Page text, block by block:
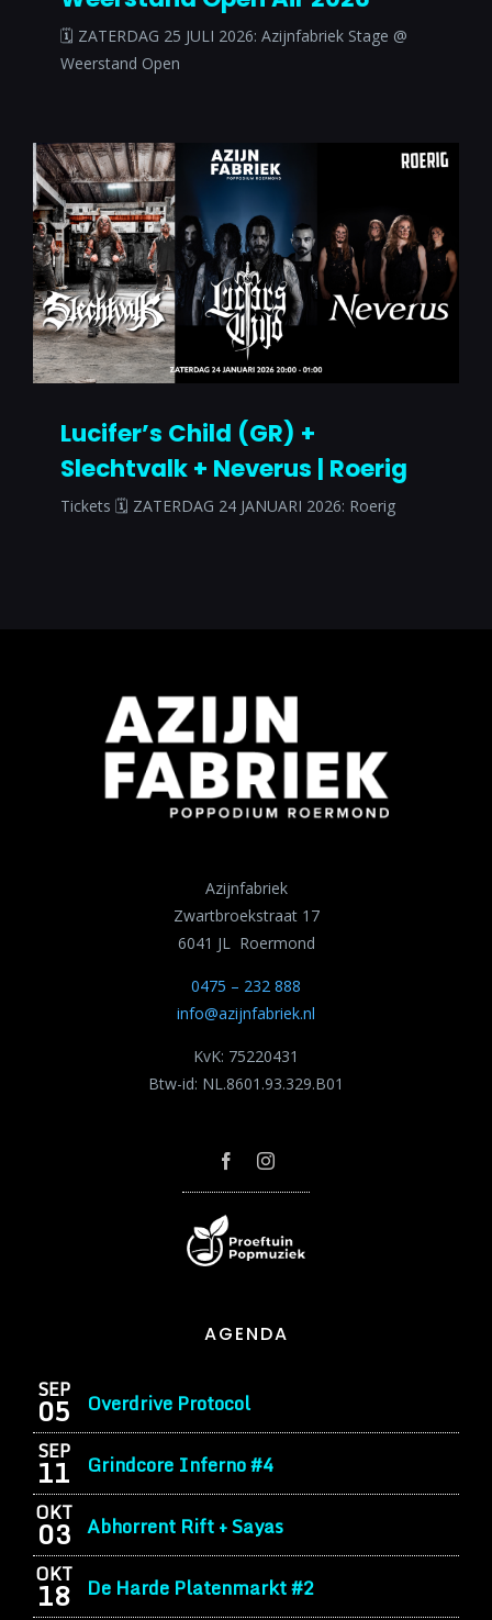
🗓 ZATERDAG 25 JULI 2026: Azijnfabriek Stage @
Weerstand Open
Lucifer’s Child (GR) +
Slechtvalk + Neverus | Roerig
Tickets 🗓 ZATERDAG 24 JANUARI 2026: Roerig
AGENDA
SEP
05 Overdrive Protocol
SEP
11 Grindcore Inferno #4
OKT
03 Abhorrent Rift + Sayas
OKT
18 De Harde Platenmarkt #2
Azijnfabriek
Zwartbroekstraat 17
6041 JL Roermond
0475 – 232 888
info@azijnfabriek.nl
KvK: 75220431
Btw-id: NL.8601.93.329.B01